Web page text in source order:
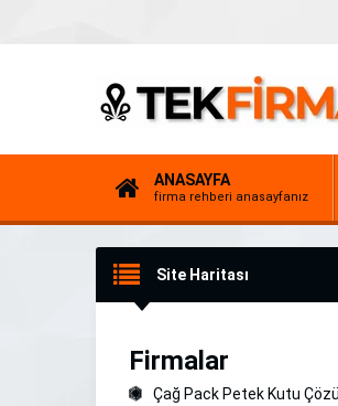
ANASAYFA
firma rehberi anasayfanız
Site Haritası
Firmalar
Çağ Pack Petek Kutu